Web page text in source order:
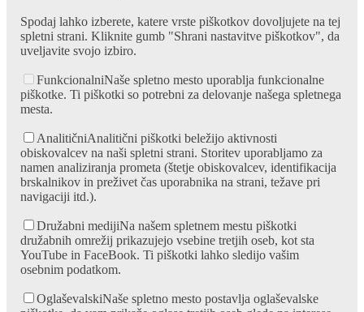
Spodaj lahko izberete, katere vrste piškotkov dovoljujete na tej
spletni strani. Kliknite gumb "Shrani nastavitve piškotkov", da
uveljavite svojo izbiro.
FunkcionalniNaše spletno mesto uporablja funkcionalne
piškotke. Ti piškotki so potrebni za delovanje našega spletnega
mesta.
AnalitičniAnalitični piškotki beležijo aktivnosti
obiskovalcev na naši spletni strani. Storitev uporabljamo za
namen analiziranja prometa (štetje obiskovalcev, identifikacija
brskalnikov in preživet čas uporabnika na strani, težave pri
navigaciji itd.).
Družabni medijiNa našem spletnem mestu piškotki
družabnih omrežij prikazujejo vsebine tretjih oseb, kot sta
YouTube in FaceBook. Ti piškotki lahko sledijo vašim
osebnim podatkom.
OglaševalskiNaše spletno mesto postavlja oglaševalske